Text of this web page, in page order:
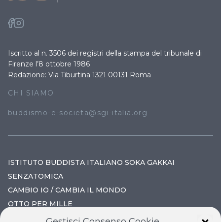
Iscritto al n. 3506 dei registri della stampa del tribunale di
Firenze l’8 ottobre 1986
Redazione: Via Tiburtina 1321 00131 Roma
CHI SIAMO
buddismo-e-societa@sgi-italia.org
ISTITUTO BUDDISTA ITALIANO SOKA GAKKAI
SENZATOMICA
CAMBIO IO / CAMBIA IL MONDO
OTTO PER MILLE